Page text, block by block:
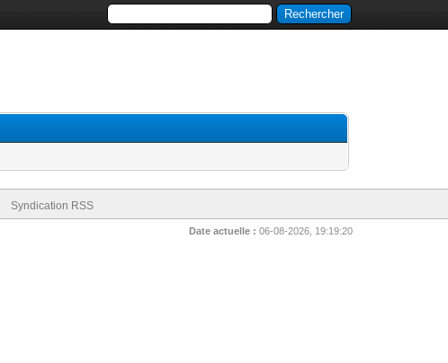
Syndication RSS
Date actuelle : 06-08-2026, 19:19:20